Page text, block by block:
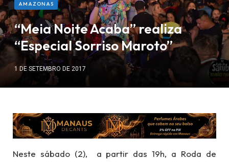
AMAZONAS
“Meia Noite Acaba” realiza
“Especial Sorriso Maroto”
1 DE SETEMBRO DE 2017
Neste sábado (2), ​ a partir das 19h, a Roda de